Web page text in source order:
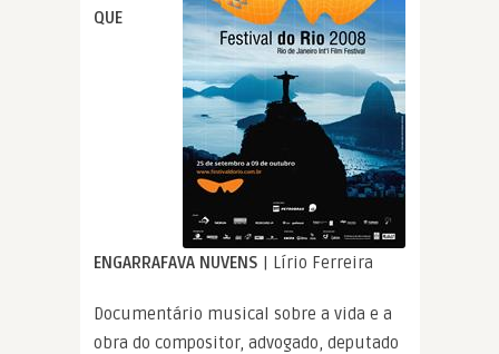
QUE
ENGARRAFAVA NUVENS | Lírio Ferreira
Documentário musical sobre a vida e a
obra do compositor, advogado, deputado